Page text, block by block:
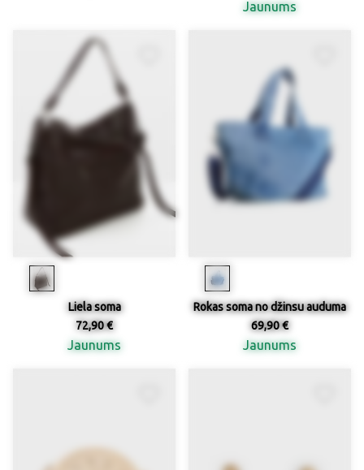
Jaunums
Liela soma
72,90 €
Jaunums
Rokas soma no džinsu auduma
69,90 €
Jaunums